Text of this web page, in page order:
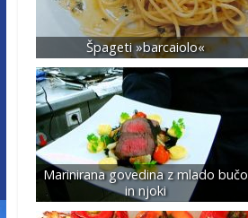
Špageti »barcaiolo«
Marinirana govedina z mlado bučo
in njoki